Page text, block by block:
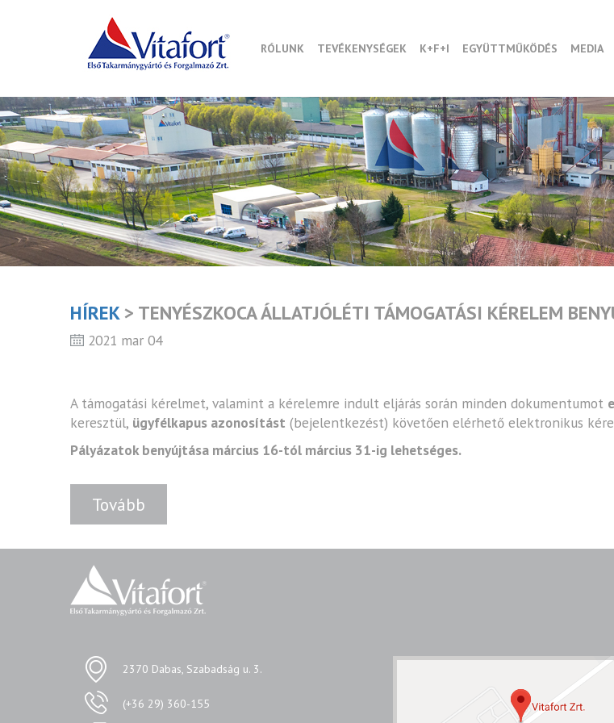
RÓLUNK TEVÉKENYSÉGEK K+F+I EGYÜTTMŰKÖDÉS MEDIA
HÍREK> TENYÉSZKOCA ÁLLATJÓLÉTI TÁMOGATÁSI KÉRELEM
2021 mar 04
A támogatási kérelmet, valamint a kérelemre indult eljárás során minden dokumentumot
keresztül, ügyfélkapus azonosítást (bejelentkezést) követően elérhető elektronikus
Pályázatok benyújtása március 16-tól március 31-ig lehetséges.
Tovább
2370 Dabas, Szabadság u. 3.
(+36 29) 360-155